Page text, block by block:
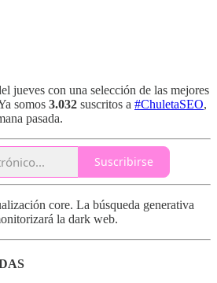
jueves con una selección de las mejores
somos 3.032 suscritos a #ChuletaSEO,
pasada.
Suscribirse
core. La búsqueda generativa
la dark web.